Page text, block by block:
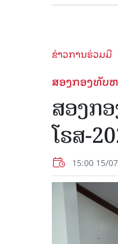
ຂ່າວການຮ່ວມມື
ສອງກອງທັບຫ
ສອງກ
ໂຣສ-
15:00 15/